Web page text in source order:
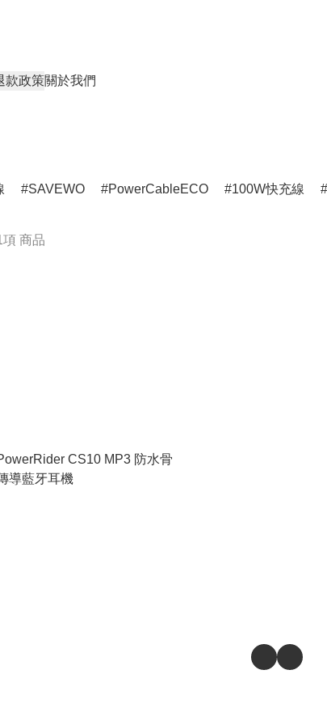
款政策關於我們
SAVEWO PowerCableECO 100W快充線
項 商品
CS10 MP3 防水骨
導藍牙耳機